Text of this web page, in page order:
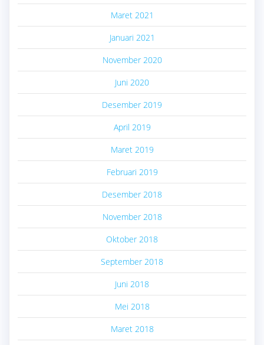
Maret 2021
Januari 2021
November 2020
Juni 2020
Desember 2019
April 2019
Maret 2019
Februari 2019
Desember 2018
November 2018
Oktober 2018
September 2018
Juni 2018
Mei 2018
Maret 2018